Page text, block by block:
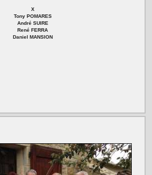
X
Tony POMARES
André SUIRE
René FERRA
Daniel MANSION